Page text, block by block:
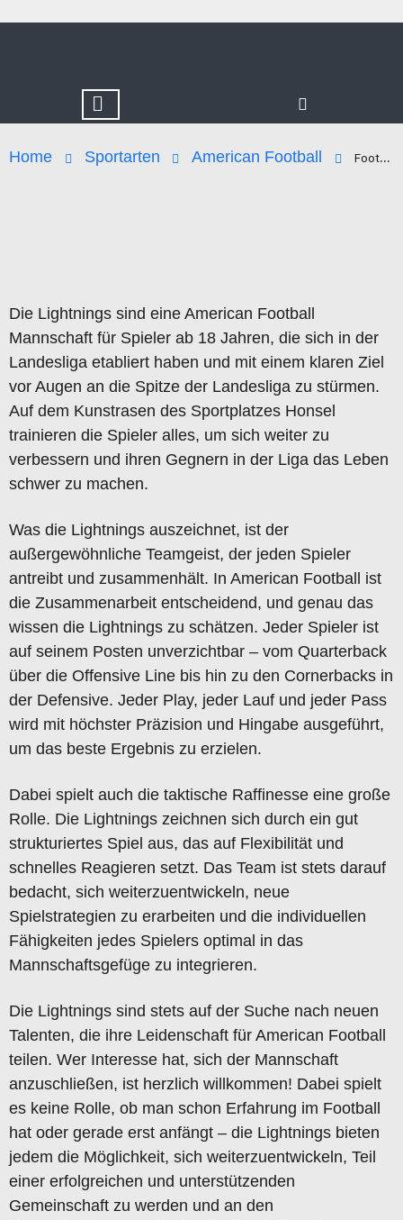
Home Sportarten American Football Football_Seniors
Die Lightnings sind eine American Football
Mannschaft für Spieler ab 18 Jahren, die sich in der
Landesliga etabliert haben und mit einem klaren Ziel
vor Augen an die Spitze der Landesliga zu stürmen.
Auf dem Kunstrasen des Sportplatzes Honsel
trainieren die Spieler alles, um sich weiter zu
verbessern und ihren Gegnern in der Liga das Leben
schwer zu machen.
Was die Lightnings auszeichnet, ist der
außergewöhnliche Teamgeist, der jeden Spieler
antreibt und zusammenhält. In American Football ist
die Zusammenarbeit entscheidend, und genau das
wissen die Lightnings zu schätzen. Jeder Spieler ist
auf seinem Posten unverzichtbar – vom Quarterback
über die Offensive Line bis hin zu den Cornerbacks in
der Defensive. Jeder Play, jeder Lauf und jeder Pass
wird mit höchster Präzision und Hingabe ausgeführt,
um das beste Ergebnis zu erzielen.
Dabei spielt auch die taktische Raffinesse eine große
Rolle. Die Lightnings zeichnen sich durch ein gut
strukturiertes Spiel aus, das auf Flexibilität und
schnelles Reagieren setzt. Das Team ist stets darauf
bedacht, sich weiterzuentwickeln, neue
Spielstrategien zu erarbeiten und die individuellen
Fähigkeiten jedes Spielers optimal in das
Mannschaftsgefüge zu integrieren.
Die Lightnings sind stets auf der Suche nach neuen
Talenten, die ihre Leidenschaft für American Football
teilen. Wer Interesse hat, sich der Mannschaft
anzuschließen, ist herzlich willkommen! Dabei spielt
es keine Rolle, ob man schon Erfahrung im Football
hat oder gerade erst anfängt – die Lightnings bieten
jedem die Möglichkeit, sich weiterzuentwickeln, Teil
einer erfolgreichen und unterstützenden
Gemeinschaft zu werden und an den